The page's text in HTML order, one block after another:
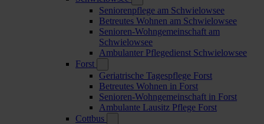
Seniorenpflege am Schwielowsee
Betreutes Wohnen am Schwielowsee
Senioren-Wohngemeinschaft am
Schwielowsee
Ambulanter Pflegedienst Schwielowsee
Forst
Geriatrische Tagespflege Forst
Betreutes Wohnen in Forst
Senioren-Wohngemeinschaft in Forst
Ambulante Lausitz Pflege Forst
Cottbus